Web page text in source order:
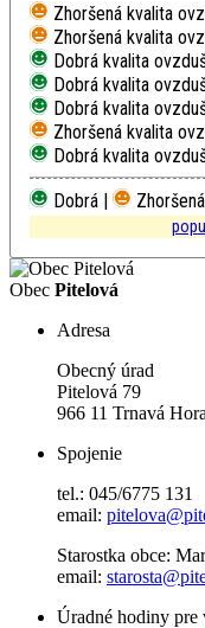
Zhoršená kvalita
Zhoršená kvalita
Dobrá kvalita
Dobrá kvalita
Dobrá kvalita
Zhoršená kvalita
Dobrá kvalita
Dobrá |
Obec Pitelová
Adresa
Obecný úrad
Pitelová 79
966 11 Trnavá Hora
Spojenie
tel.: 045/6775 131
email:
Starostka obce:
email:
Úradné hodiny pre